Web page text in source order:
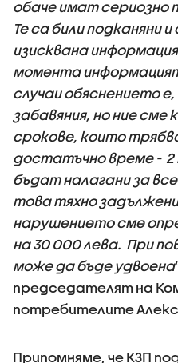
обаче имат сериозно
Те са били подканяни
изисквана
момента
случаи обяснението
забавяния, но ние сме
срокове, които
достатъчно време -
бъдат налагани за
това тяхно
нарушението сме
на 30 000 лева. При
може да бъде удвоена
председателят на
потребителите
Припомняме, че КЗП